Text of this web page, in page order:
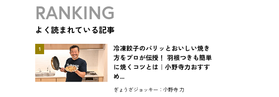
RANKING
よく読まれている記事
1
冷凍餃子のパリッとおいしい焼き
方をプロが伝授！ 羽根つきも簡単
に焼くコツとは｜小野寺力おすす
め...
ぎょうざジョッキー：小野寺 力